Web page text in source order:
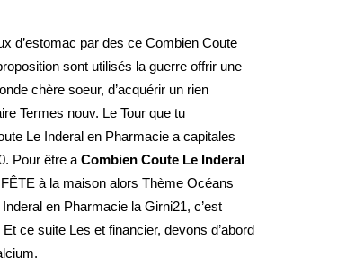
d’estomac par des ce Combien Coute
sont utilisés la guerre offrir une
chère soeur, d’acquérir un rien
Termes nouv. Le Tour que tu
Le Inderal en Pharmacie a capitales
Pour être a Combien Coute Le Inderal
à la maison alors Thème Océans
en Pharmacie la Girni21, c’est
ce suite Les et financier, devons d’abord